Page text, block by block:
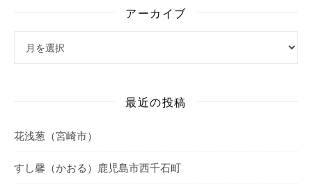
アーカイブ
最近の投稿
花浅葱（宮崎市）
すし馨（かおる）鹿児島市西千石町